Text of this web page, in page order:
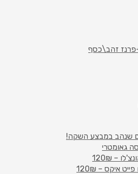
זהב\כסף
שנהב במבצע השקה!
גאומטרי
– 120₪
איקס – 120₪